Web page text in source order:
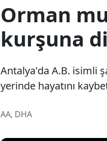
Orman
kurşuna
Antalya'da A.B. isimli
yerinde hayatını
AA, DHA